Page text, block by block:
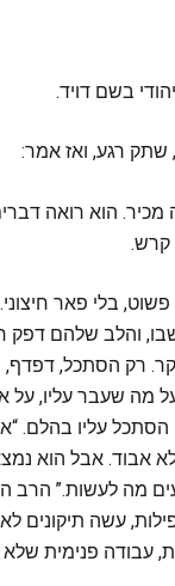
בשם דויד.
שתק רגע, ואז אמר:
הוא רואה דברים…
קרש.
בלי פאר
והלב שלהם דפק
רק הסתכל, דפדף,
מה שעבר עליו,
הסתכל עליו בהלם.
אבוד. אבל הוא
מה לעשות.”
עשה תיקונים לא
עבודה פנימית שלא